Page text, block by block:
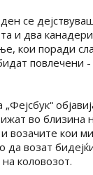
се
и два
кои поради
повлечени
во близина
возачите кои
да возат
коловозот.